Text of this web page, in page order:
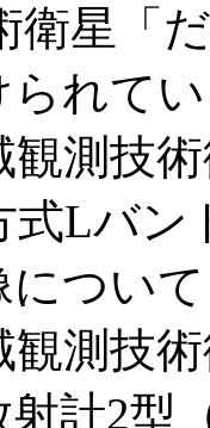
衛星「
られて
観測技
式Lバン
ついて
観測技
計2型